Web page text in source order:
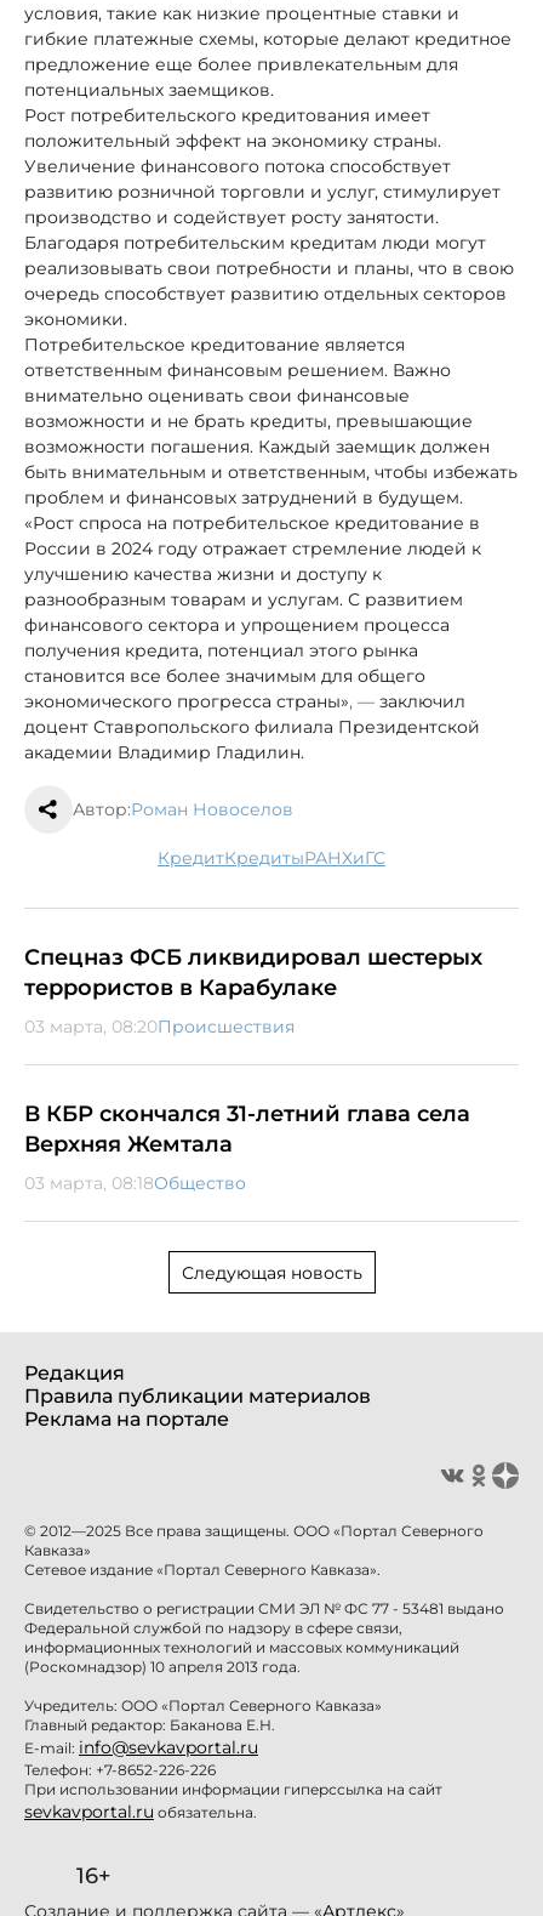
условия, такие как низкие процентные ставки и
гибкие платежные схемы, которые делают кредитное
предложение еще более привлекательным для
потенциальных заемщиков.
Рост потребительского кредитования имеет
положительный эффект на экономику страны.
Увеличение финансового потока способствует
развитию розничной торговли и услуг, стимулирует
производство и содействует росту занятости.
Благодаря потребительским кредитам люди могут
реализовывать свои потребности и планы, что в свою
очередь способствует развитию отдельных секторов
экономики.
Потребительское кредитование является
ответственным финансовым решением. Важно
внимательно оценивать свои финансовые
возможности и не брать кредиты, превышающие
возможности погашения. Каждый заемщик должен
быть внимательным и ответственным, чтобы избежать
проблем и финансовых затруднений в будущем.
«Рост спроса на потребительское кредитование в
России в 2024 году отражает стремление людей к
улучшению качества жизни и доступу к
разнообразным товарам и услугам. С развитием
финансового сектора и упрощением процесса
получения кредита, потенциал этого рынка
становится все более значимым для общего
экономического прогресса страны», — заключил
доцент Ставропольского филиала Президентской
академии Владимир Гладилин.
Автор:Роман Новоселов
кредит кредиты РАНХиГС
Спецназ ФСБ ликвидировал шестерых
террористов в Карабулаке
03 марта, 08:20Происшествия
В КБР скончался 31-летний глава села
Верхняя Жемтала
03 марта, 08:18Общество
Следующая новость
Редакция
Правила публикации материалов
Реклама на портале
© 2012—2025 Все права защищены. ООО «Портал Северного
Кавказа»
Сетевое издание «Портал Северного Кавказа».
Свидетельство о регистрации СМИ ЭЛ № ФС 77 - 53481 выдано
Федеральной службой по надзору в сфере связи,
информационных технологий и массовых коммуникаций
(Роскомнадзор) 10 апреля 2013 года.
Учредитель: ООО «Портал Северного Кавказа»
Главный редактор: Баканова Е.Н.
E-mail: info@sevkavportal.ru
Телефон: +7-8652-226-226
При использовании информации гиперссылка на сайт
sevkavportal.ru обязательна.
16+
Создание и поддержка сайта — «Артлекс»